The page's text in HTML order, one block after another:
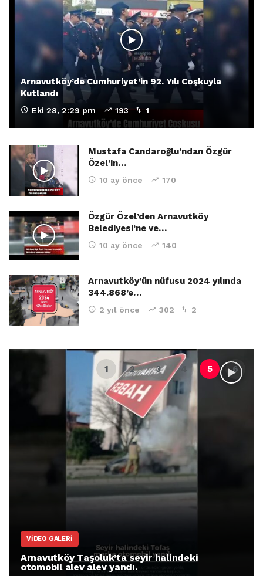
Arnavutköy’de Cumhuriyet’in 92. Yılı Coşkuyla
Kutlandı
Eki 28, 2:29 pm 193 1
Mustafa Candaroğlu’ndan Özgür
Özel’in…
10 ay önce 170
Özgür Özel’den Arnavutköy
Belediyesi’ne ve…
10 ay önce 140
Arnavutköy’ün nüfusu 2024 yılında
344.868’e…
2 yıl önce 302 2
VIDEO GALERI
Arnavutköy Taşoluk’ta seyir halindeki
otomobil alev alev yandı.